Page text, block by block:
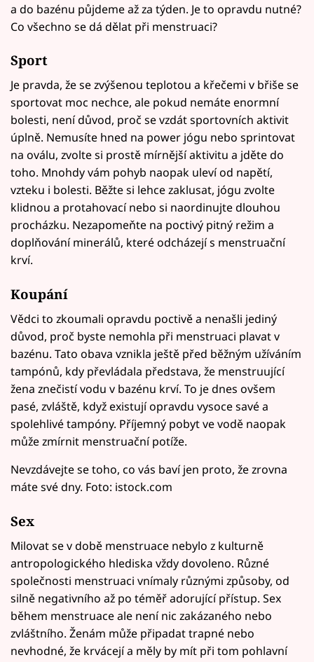
a do bazénu půjdeme až za týden. Je to opravdu nutné?
Co všechno se dá dělat při menstruaci?
Sport
Je pravda, že se zvýšenou teplotou a křečemi v břiše se
sportovat moc nechce, ale pokud nemáte enormní
bolesti, není důvod, proč se vzdát sportovních aktivit
úplně. Nemusíte hned na power jógu nebo sprintovat
na oválu, zvolte si prostě mírnější aktivitu a jděte do
toho. Mnohdy vám pohyb naopak uleví od napětí,
vzteku i bolesti. Běžte si lehce zaklusat, jógu zvolte
klidnou a protahovací nebo si naordinujte dlouhou
procházku. Nezapomeňte na poctivý pitný režim a
doplňování minerálů, které odcházejí s menstruační
krví.
Koupání
Vědci to zkoumali opravdu poctivě a nenašli jediný
důvod, proč byste nemohla při menstruaci plavat v
bazénu. Tato obava vznikla ještě před běžným užíváním
tampónů, kdy převládala představa, že menstruující
žena znečistí vodu v bazénu krví. To je dnes ovšem
pasé, zvláště, když existují opravdu vysoce savé a
spolehlivé tampóny. Příjemný pobyt ve vodě naopak
může zmírnit menstruační potíže.
Nevzdávejte se toho, co vás baví jen proto, že zrovna
máte své dny. Foto: istock.com
Sex
Milovat se v době menstruace nebylo z kulturně
antropologického hlediska vždy dovoleno. Různé
společnosti menstruaci vnímaly různými způsoby, od
silně negativního až po téměř adorující přístup. Sex
během menstruace ale není nic zakázaného nebo
zvláštního. Ženám může připadat trapné nebo
nevhodné, že krvácejí a měly by mít při tom pohlavní